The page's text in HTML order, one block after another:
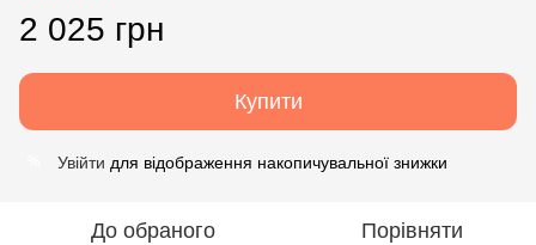
2 025 грн
Купити
Увійти для відображення накопичувальної знижки
До обраного Порівняти